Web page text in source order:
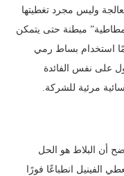
وليس مجرد تغطيتها
مطاطية” مبطنة حتى يتمكن
استخدام بساط رمي
على نفس الفائدة
مرئية للشركة.
أن البلاط هو الحل
الفينيل انطباعًا فورًا